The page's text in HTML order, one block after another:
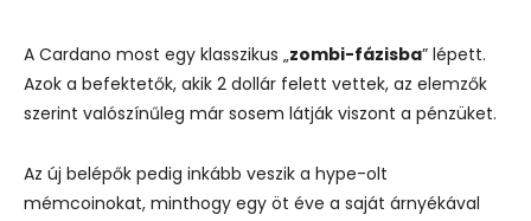
A Cardano most egy klasszikus „zombi-fázisba” lépett.
Azok a befektetők, akik 2 dollár felett vettek, az elemzők
szerint valószínűleg már sosem látják viszont a pénzüket.
Az új belépők pedig inkább veszik a hype-olt
mémcoinokat, minthogy egy öt éve a saját árnyékával